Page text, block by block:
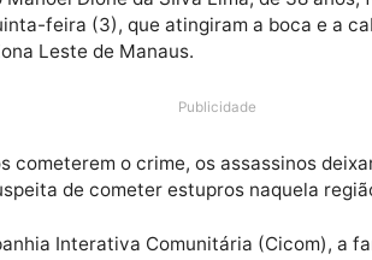
Manoel Dione da SIlva Lima, de
quinta-feira (3), que atingiram a
Zona Leste de Manaus.